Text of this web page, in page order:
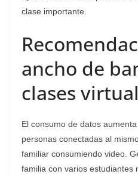
clase importante.
ancho de
clases
​El consumo de datos
personas conectadas al
familiar consumiendo video.
familia con varios estudiantes